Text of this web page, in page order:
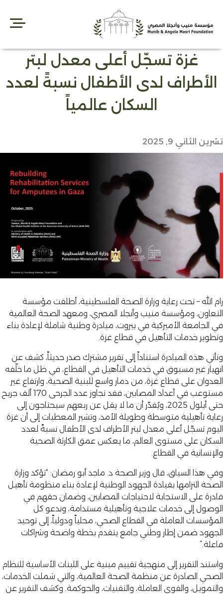
content
غزة تسجّل أعلى معدل لبتر
الأطراف لدى الأطفال نسبةً لعدد
السكان عالمياً
تشرين الثاني 9, 2025
رام الله – تحت رعاية وزارة الصحة الفلسطينية، أطلقت مؤسسة
التعاون، ومؤسسة منيب وأنجلا المصري، ومعهد الصحة العالمية
في الجامعة الأميركية في بيروت، مبادرة وطنية شاملة لإعادة بناء
وتطوير خدمات التأهيل في قطاع غزة.
وتأتي هذه المبادرة استناداً إلى تقرير مشترك صدر حديثاً، كشف عن
انهيار غير مسبوق في خدمات التأهيل في القطاع، في ظل ما خلّفه
العدوان على قطاع غزة، من دمار واسع للبنية الصحية، وارتفاع غير
مستوعب في أعداد المصابين، فقد تجاوز عدد الجرحى 170 ألف جريح
حتى أيلول 2025، ويُقدّر أن ما لا يقل عن ربعهم سيحتاجون إلى
رعاية تأهيلية متوسطة وطويلة الأمد، وتشير المعطيات إلى أن غزة
اليوم تسجّل أعلى معدل لبتر الأطراف لدى الأطفال نسبةً لعدد
السكان على مستوى العالم، ما يعكس عمق الكارثة الصحية
والإنسانية في القطاع.
وفي هذا السياق، قال وزير الصحة د. ماجد أبو رمضان: “تؤكد وزارة
الصحة التزامها بقيادة الجهود الوطنية لإعادة بناء منظومة تأهيل
قادرة على الاستجابة لاحتياجات المصابين، وضمان حقهم في
الوصول إلى خدمات علاجية وتأهيلية مستدامة، وندعو كل
المؤسسات العاملة في القطاع الصحي، محلياً ودولياً، إلى توحيد
الجهود ضمن إطار وطني جامع يتقدم بخطة واضحة وشراكات
فاعلة.”
واستند التقرير إلى منهجية تقييم مبنية على اللبنات الأساسية للنظام
الصحي الصادرة عن منظمة الصحة العالمية، والتي شملت الخدمات،
والتمويل، والقوى العاملة، والتقنيات، والحوكمة. وكشف التقرير عن